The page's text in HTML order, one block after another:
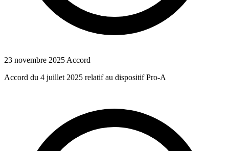
23 novembre 2025 Accord
Accord du 4 juillet 2025 relatif au dispositif Pro-A